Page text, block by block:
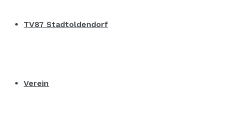
TV87 Stadtoldendorf
Verein